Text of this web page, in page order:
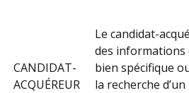
CANDIDAT-
ACQUÉREUR
Le candidat-
des informations
bien spécifique
la recherche